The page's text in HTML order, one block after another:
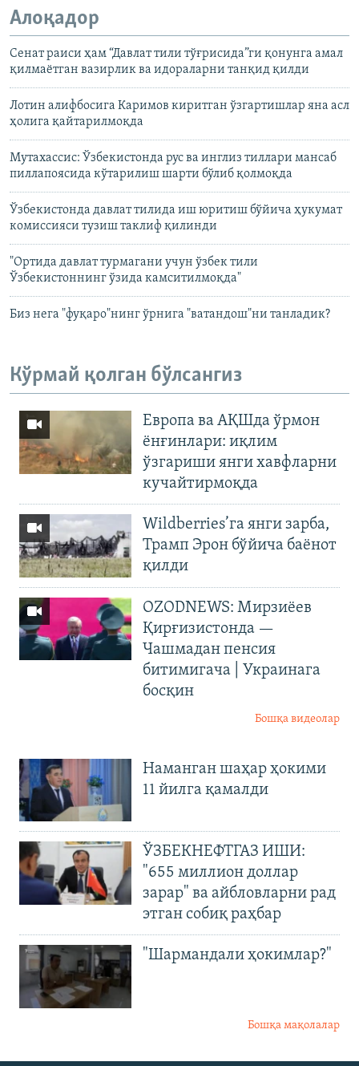
Алоқадор
Сенат раиси ҳам “Давлат тили тўғрисида”ги қонунга амал
қилмаëтган вазирлик ва идораларни танқид қилди
Лотин алифбосига Каримов киритган ўзгартишлар яна асл
ҳолига қайтарилмоқда
Мутахассис: Ўзбекистонда рус ва инглиз тиллари мансаб
пиллапоясида кўтарилиш шарти бўлиб қолмоқда
Ўзбекистонда давлат тилида иш юритиш бўйича ҳукумат
комиссияси тузиш таклиф қилинди
"Ортида давлат турмагани учун ўзбек тили
Ўзбекистоннинг ўзида камситилмоқда"
Биз нега "фуқаро"нинг ўрнига "ватандош"ни танладик?
Кўрмай қолган бўлсангиз
Европа ва АҚШда ўрмон
ёнғинлари: иқлим
ўзгариши янги хавфларни
кучайтирмоқда
Wildberries’га янги зарба,
Трамп Эрон бўйича баёнот
қилди
OZODNEWS: Мирзиёев
Қирғизистонда —
Чашмадан пенсия
битимигача | Украинага
босқин
Бошқа видеолар
Наманган шаҳар ҳокими
11 йилга қамалди
ЎЗБЕКНЕФТГАЗ ИШИ:
"655 миллион доллар
зарар" ва айбловларни рад
этган собиқ раҳбар
"Шармандали ҳокимлар?"
Бошқа мақолалар